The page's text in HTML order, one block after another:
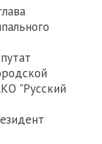
"Русский